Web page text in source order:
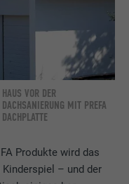
Produkte wird das
Kinderspiel – und der
HAUS VOR DER
DACHSANIERUNG MIT PREFA
DACHPLATTE
der
Networking-Dienst